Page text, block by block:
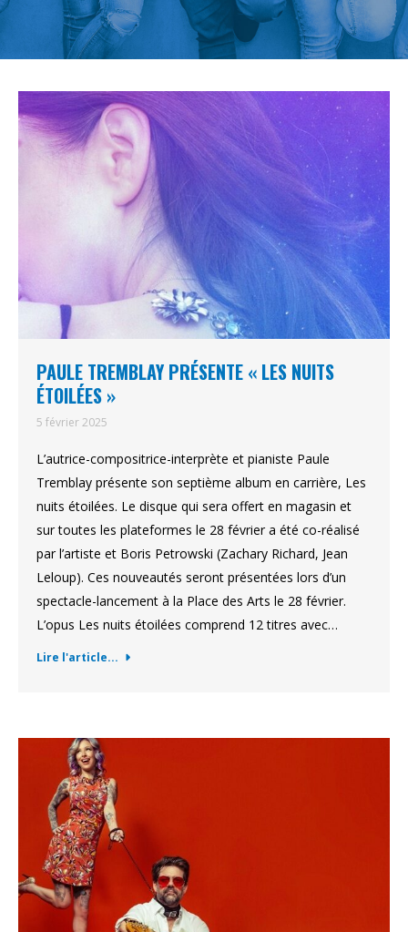
PAULE TREMBLAY PRÉSENTE « LES NUITS
ÉTOILÉES »
5 février 2025
L’autrice-compositrice-interprète et pianiste Paule
Tremblay présente son septième album en carrière, Les
nuits étoilées. Le disque qui sera offert en magasin et
sur toutes les plateformes le 28 février a été co-réalisé
par l’artiste et Boris Petrowski (Zachary Richard, Jean
Leloup). Ces nouveautés seront présentées lors d’un
spectacle-lancement à la Place des Arts le 28 février.
L’opus Les nuits étoilées comprend 12 titres avec…
Lire l'article...